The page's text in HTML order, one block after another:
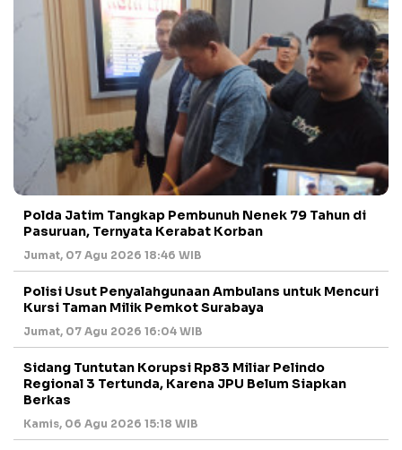
Polda Jatim Tangkap Pembunuh Nenek 79 Tahun di
Pasuruan, Ternyata Kerabat Korban
Jumat, 07 Agu 2026 18:46 WIB
Polisi Usut Penyalahgunaan Ambulans untuk Mencuri
Kursi Taman Milik Pemkot Surabaya
Jumat, 07 Agu 2026 16:04 WIB
Sidang Tuntutan Korupsi Rp83 Miliar Pelindo
Regional 3 Tertunda, Karena JPU Belum Siapkan
Berkas
Kamis, 06 Agu 2026 15:18 WIB